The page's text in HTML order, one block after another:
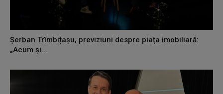
Șerban Trîmbițașu, previziuni despre piața imobiliară:
„Acum și...